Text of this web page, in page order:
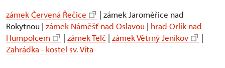
zámek Červená Řečice
| zámek Jaroměřice nad
Rokytnou | zámek Náměšť nad Oslavou | hrad Orlík nad
Humpolcem
| zámek Telč | zámek Větrný Jeníkov
|
Zahrádka - kostel sv. Víta